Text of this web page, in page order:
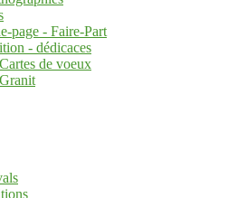
page - Faire-Part
- dédicaces
de voeux